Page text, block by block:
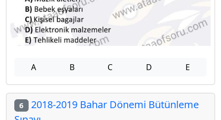
A B C D E
6 2018-2019 Bahar Dönemi Bütünleme